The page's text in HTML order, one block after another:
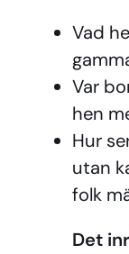
Vad
Var
hen
Hur
utan
folk
Det